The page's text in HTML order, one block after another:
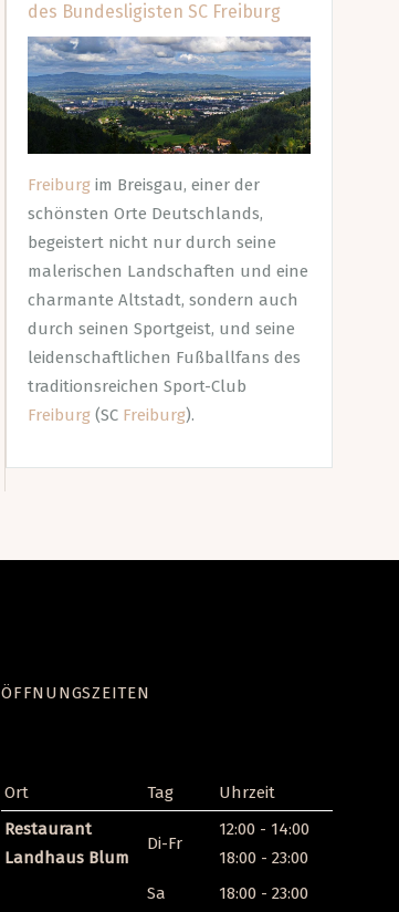
des Bundesligisten SC Freiburg
Freiburgim Breisgau, einer der
schönsten Orte Deutschlands,
begeistert nicht nur durch seine
malerischen Landschaften und eine
charmante Altstadt, sondern auch
durch seinen Sportgeist, und seine
leidenschaftlichen Fußballfans des
traditionsreichen Sport-Club
Freiburg(SC Freiburg).
ÖFFNUNGSZEITEN
Ort Tag
Uhrzeit
Restaurant
Landhaus Blum
Di-Fr
12:00 - 14:00
18:00 - 23:00
Sa
18:00 - 23:00